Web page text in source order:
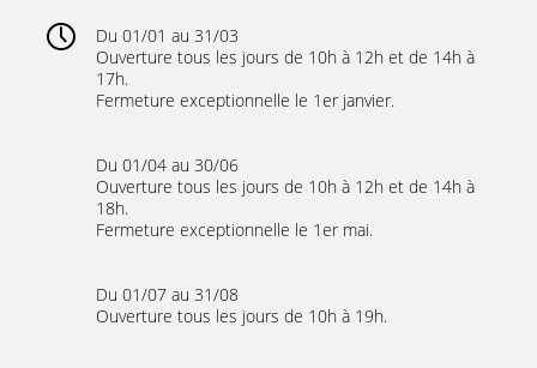
Du 01/01 au 31/03
Ouverture tous les jours de 10h à 12h et de 14h à
17h.
Fermeture exceptionnelle le 1er janvier.
Du 01/04 au 30/06
Ouverture tous les jours de 10h à 12h et de 14h à
18h.
Fermeture exceptionnelle le 1er mai.
Du 01/07 au 31/08
Ouverture tous les jours de 10h à 19h.